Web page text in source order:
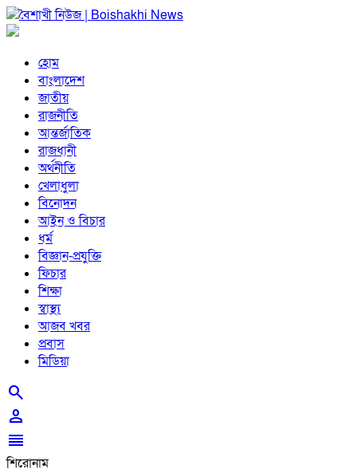
হোম
বাংলাদেশ
জাতীয়
রাজনীতি
আন্তর্জাতিক
রাজধানী
অর্থনীতি
খেলাধুলা
বিনোদন
আইন ও বিচার
ধর্ম
বিজ্ঞান-প্রযুক্তি
ফিচার
শিক্ষা
স্বাস্থ্য
আজব খবর
প্রবাস
মিডিয়া
search
person
reorder
শিরোনাম